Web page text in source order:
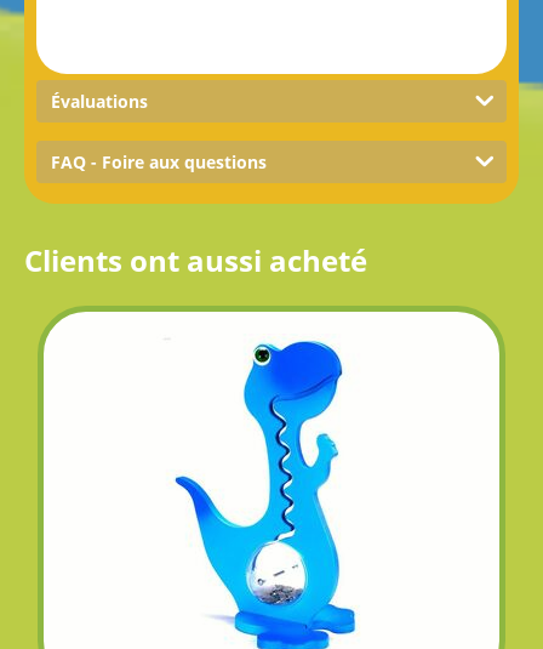
Évaluations
FAQ - Foire aux questions
Clients ont aussi acheté